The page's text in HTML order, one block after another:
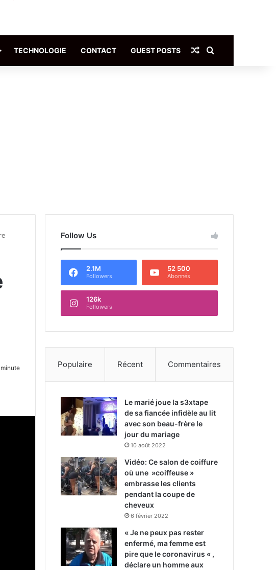
TECHNOLOGIE CONTACT GUEST POSTS Article Aléatoire
Follow Us
2.1M
Followers
52 500
Abonnés
126k
Followers
Populaire Récent Commentaires
Le marié joue la s3xtape
de sa fiancée infidèle au lit
avec son beau-frère le
jour du mariage
10 août 2022
Vidéo: Ce salon de coiffure
où une »coiffeuse »
embrasse les clients
pendant la coupe de
cheveux
6 février 2022
« Je ne peux pas rester
enfermé, ma femme est
pire que le coronavirus « ,
déclare un homme aux